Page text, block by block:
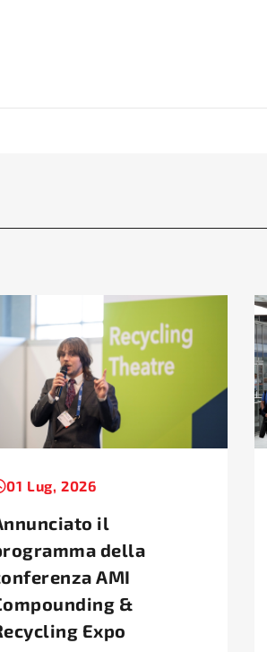
01 Lug, 2026
il
della
AMI
&
Expo